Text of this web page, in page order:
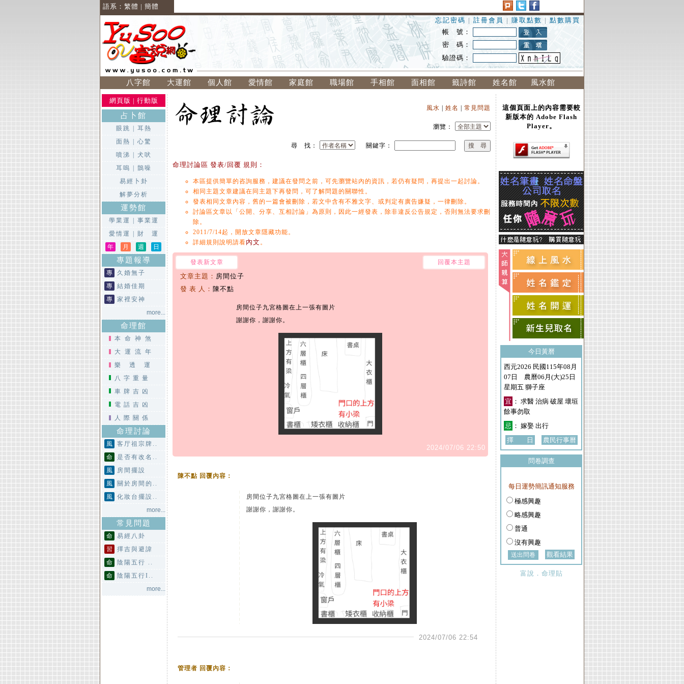
語系： 繁體 | 簡體
忘記密碼 | 註冊會員 | 賺取點數 | 點數購買
帳 號：
密 碼：
驗證碼：
八字館 大運館 個人館 愛情館 家庭館 職場館 手相館 面相館 籤詩館 姓名館 風水館
這個頁面上的內容需要較
新版本的 Adobe Flash
Player。
今日黃曆
西元2026 民國115年08月
07日 農曆06月(大)25日
星期五 獅子座
宜 ： 求醫 治病 破屋 壞垣
餘事勿取
忌 ： 嫁娶 出行
擇 日
農民行事曆
問卷調查
每日運勢簡訊通知服務
極感興趣
略感興趣
普通
沒有興趣
觀看結果
富說．命理貼
網頁版 | 行動版
占卜館
眼跳
耳熱
面熱
心驚
噴涕
犬吠
耳嗚
鵲噪
易經卜卦
解夢分析
運勢館
學業運
事業運
愛情運
財 運
年
月 週 日
專題報導
專
久婚無子
專
結婚佳期
專
家裡安神
more...
命理館
本命神煞
大運流年
樂透運
八字重量
車牌吉凶
電話吉凶
人際關係
命理討論
風
客厅祖宗牌..
命
是否有改名..
風
房間擺設
風
關於房間的..
風
化妝台擺設..
more...
常見問題
命
易經八卦
習
擇吉與避諱
命
陰陽五行 ..
命
陰陽五行I..
more...
風水 姓名 常見問題
瀏覽：
尋 找： 關鍵字：
命理討論區 發表/回覆 規則：
本區提供簡單的咨詢服務，建議在發問之前，可先瀏覽站內的資訊，若仍有疑問，再提出一起討論。
相同主題文章建議在同主題下再發問，可了解問題的關聯性。
發表相同文章內容，舊的一篇會被刪除，若文中含有不雅文字、或判定有廣告嫌疑，一律刪除。
討論區文章以「公開、分享、互相討論」為原則，因此一經發表，除非違反公告規定，否則無法要求刪
除。
2011/7/14起，開放文章隱藏功能。
詳細規則說明請看內文 。
回覆本主題
發表新文章
文章主題： 房間位子
發 表 人： 陳不點
房間位子九宮格圖在上一張有圖片
謝謝你，謝謝你。
2024/07/06 22:50
陳不點 回覆內容：
房間位子九宮格圖在上一張有圖片
謝謝你，謝謝你。
2024/07/06 22:54
管理者 回覆內容：